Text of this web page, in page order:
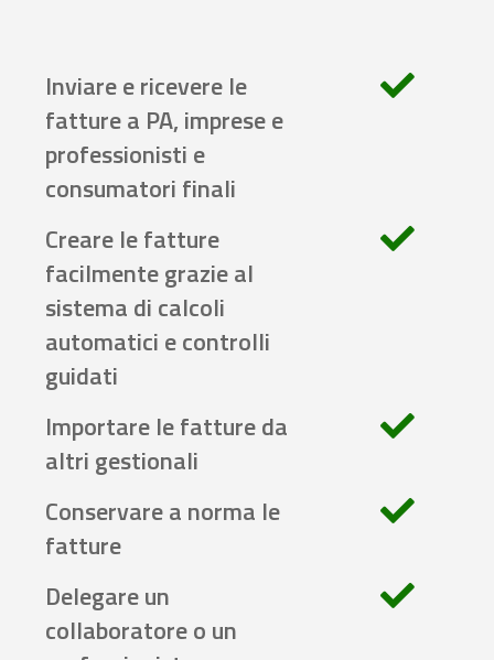
Inviare e ricevere le
fatture a PA, imprese e
professionisti e
consumatori finali
Creare le fatture
facilmente grazie al
sistema di calcoli
automatici e controlli
guidati
Importare le fatture da
altri gestionali
Conservare a norma le
fatture
Delegare un
collaboratore o un